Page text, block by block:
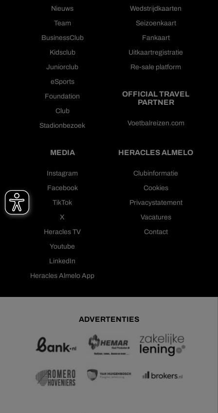
Nieuws
Team
BusinessClub
Kidsclub
Juniorclub
eSports
Foundation
Club
Stadionbezoek
Wedstrijdkaarten
Seizoenkaart
Fankaart
Uitkaartregistratie
Re-sale platform
OFFICIAL TRAVEL
PARTNER
Voetbalreizen.com
MEDIA
Instagram
Facebook
TikTok
X
Heracles TV
Youtube
LinkedIn
Heracles Almelo App
HERACLES ALMELO
Clubinformatie
Cookies
Privacystatement
Vacatures
Contact
ADVERTENTIES